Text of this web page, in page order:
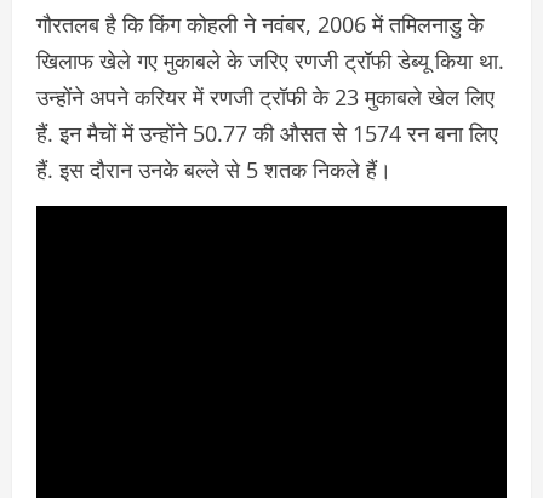
गौरतलब है कि किंग कोहली ने नवंबर, 2006 में तमिलनाडु के
खिलाफ खेले गए मुकाबले के जरिए रणजी ट्रॉफी डेब्यू किया था.
उन्होंने अपने करियर में रणजी ट्रॉफी के 23 मुकाबले खेल लिए
हैं. इन मैचों में उन्होंने 50.77 की औसत से 1574 रन बना लिए
हैं. इस दौरान उनके बल्ले से 5 शतक निकले हैं।